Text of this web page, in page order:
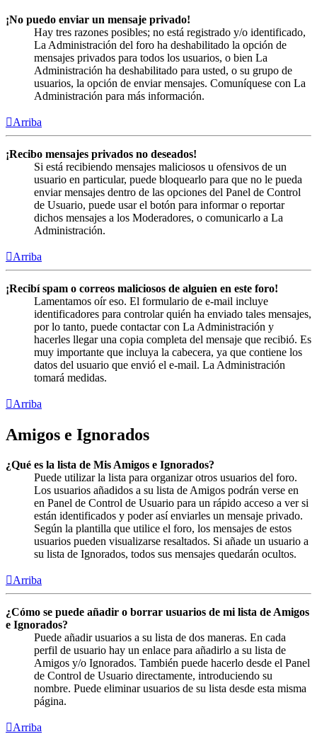
¡No puedo enviar un mensaje privado!
Hay tres razones posibles; no está registrado y/o identificado,
La Administración del foro ha deshabilitado la opción de
mensajes privados para todos los usuarios, o bien La
Administración ha deshabilitado para usted, o su grupo de
usuarios, la opción de enviar mensajes. Comuníquese con La
Administración para más información.
Arriba
¡Recibo mensajes privados no deseados!
Si está recibiendo mensajes maliciosos u ofensivos de un
usuario en particular, puede bloquearlo para que no le pueda
enviar mensajes dentro de las opciones del Panel de Control
de Usuario, puede usar el botón para informar o reportar
dichos mensajes a los Moderadores, o comunicarlo a La
Administración.
Arriba
¡Recibí spam o correos maliciosos de alguien en este foro!
Lamentamos oír eso. El formulario de e-mail incluye
identificadores para controlar quién ha enviado tales mensajes,
por lo tanto, puede contactar con La Administración y
hacerles llegar una copia completa del mensaje que recibió. Es
muy importante que incluya la cabecera, ya que contiene los
datos del usuario que envió el e-mail. La Administración
tomará medidas.
Arriba
Amigos e Ignorados
¿Qué es la lista de Mis Amigos e Ignorados?
Puede utilizar la lista para organizar otros usuarios del foro.
Los usuarios añadidos a su lista de Amigos podrán verse en
en Panel de Control de Usuario para un rápido acceso a ver si
están identificados y poder así enviarles un mensaje privado.
Según la plantilla que utilice el foro, los mensajes de estos
usuarios pueden visualizarse resaltados. Si añade un usuario a
su lista de Ignorados, todos sus mensajes quedarán ocultos.
Arriba
¿Cómo se puede añadir o borrar usuarios de mi lista de Amigos
e Ignorados?
Puede añadir usuarios a su lista de dos maneras. En cada
perfil de usuario hay un enlace para añadirlo a su lista de
Amigos y/o Ignorados. También puede hacerlo desde el Panel
de Control de Usuario directamente, introduciendo su
nombre. Puede eliminar usuarios de su lista desde esta misma
página.
Arriba